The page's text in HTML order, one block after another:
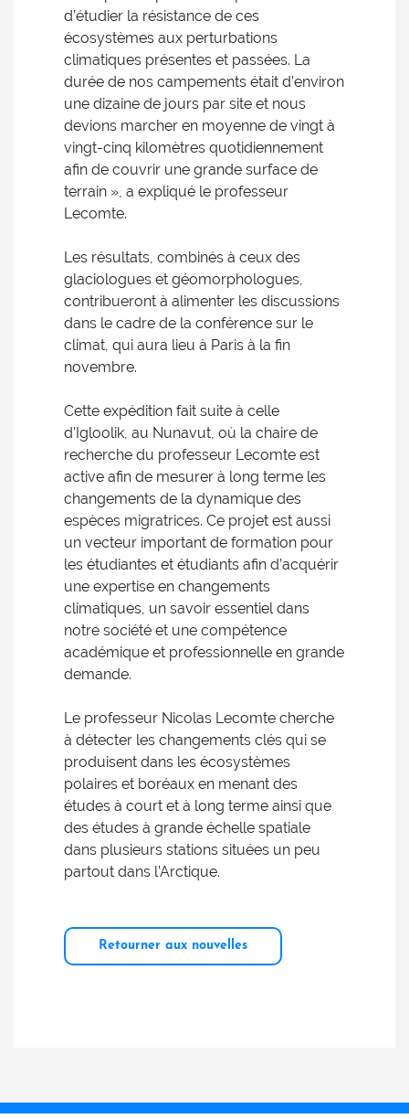
d’étudier la résistance de ces
écosystèmes aux perturbations
climatiques présentes et passées. La
durée de nos campements était d’environ
une dizaine de jours par site et nous
devions marcher en moyenne de vingt à
vingt-cinq kilomètres quotidiennement
afin de couvrir une grande surface de
terrain », a expliqué le professeur
Lecomte.
Les résultats, combinés à ceux des
glaciologues et géomorphologues,
contribueront à alimenter les discussions
dans le cadre de la conférence sur le
climat, qui aura lieu à Paris à la fin
novembre.
Cette expédition fait suite à celle
d’Igloolik, au Nunavut, où la chaire de
recherche du professeur Lecomte est
active afin de mesurer à long terme les
changements de la dynamique des
espèces migratrices. Ce projet est aussi
un vecteur important de formation pour
les étudiantes et étudiants afin d’acquérir
une expertise en changements
climatiques, un savoir essentiel dans
notre société et une compétence
académique et professionnelle en grande
demande.
Le professeur Nicolas Lecomte cherche
à détecter les changements clés qui se
produisent dans les écosystèmes
polaires et boréaux en menant des
études à court et à long terme ainsi que
des études à grande échelle spatiale
dans plusieurs stations situées un peu
partout dans l’Arctique.
Retourner aux nouvelles